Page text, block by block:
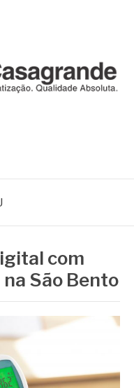
com
São Bento